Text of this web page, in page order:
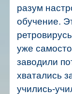
разум
обучение.
уже
заводили
хватались
учились-